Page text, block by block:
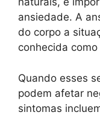
ansiedade. A
do corpo a
conhecida como
Quando esses
podem afetar
sintomas